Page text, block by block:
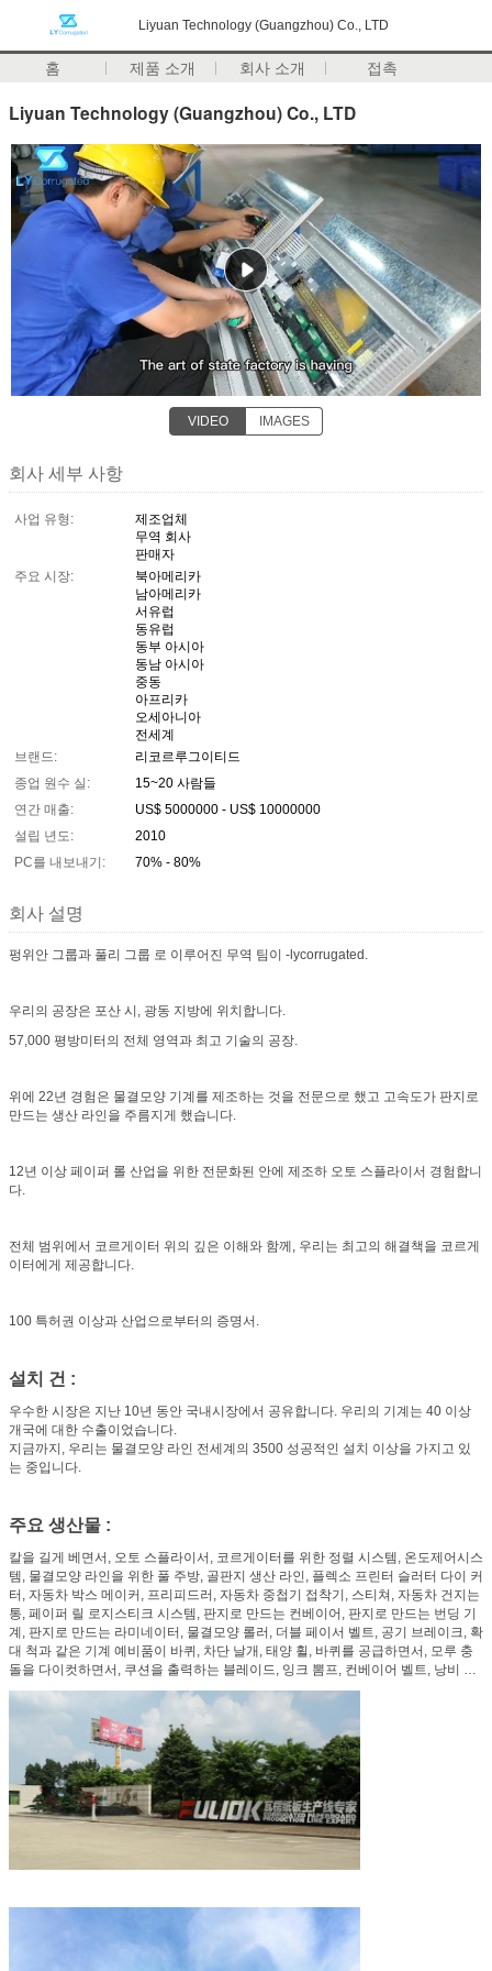
Liyuan Technology (Guangzhou) Co., LTD
홈 제품 소개 회사 소개 접촉
Liyuan Technology (Guangzhou) Co., LTD
VIDEO IMAGES
회사 세부 사항
사업 유형:
제조업체
무역 회사
판매자
주요 시장:
북아메리카
남아메리카
서유럽
동유럽
동부 아시아
동남 아시아
중동
아프리카
오세아니아
전세계
브랜드:
리코르루그이티드
종업 원수 실:
15~20 사람들
연간 매출:
US$ 5000000 - US$ 10000000
설립 년도:
2010
PC를 내보내기:
70% - 80%
회사 설명
펑위안 그룹과 풀리 그룹 로 이루어진 무역 팀이 -lycorrugated.
우리의 공장은 포산 시, 광동 지방에 위치합니다.
57,000 평방미터의 전체 영역과 최고 기술의 공장.
위에 22년 경험은 물결모양 기계를 제조하는 것을 전문으로 했고 고속도가 판지로
만드는 생산 라인을 주름지게 했습니다.
12년 이상 페이퍼 롤 산업을 위한 전문화된 안에 제조하 오토 스플라이서 경험합니
다.
전체 범위에서 코르게이터 위의 깊은 이해와 함께, 우리는 최고의 해결책을 코르게
이터에게 제공합니다.
100 특허권 이상과 산업으로부터의 증명서.
설치 건 :
우수한 시장은 지난 10년 동안 국내시장에서 공유합니다. 우리의 기계는 40 이상
개국에 대한 수출이었습니다.
지금까지, 우리는 물결모양 라인 전세계의 3500 성공적인 설치 이상을 가지고 있
는 중입니다.
주요 생산물 :
칼을 길게 베면서, 오토 스플라이서, 코르게이터를 위한 정렬 시스템, 온도제어시스
템, 물결모양 라인을 위한 풀 주방, 골판지 생산 라인, 플렉소 프린터 슬러터 다이 커
터, 자동차 박스 메이커, 프리피드러, 자동차 중첩기 접착기, 스티쳐, 자동차 건지는
통, 페이퍼 릴 로지스티크 시스템, 판지로 만드는 컨베이어, 판지로 만드는 번딩 기
계, 판지로 만드는 라미네이터, 물결모양 롤러, 더블 페이서 벨트, 공기 브레이크, 확
대 척과 같은 기계 예비품이 바퀴, 차단 날개, 태양 휠, 바퀴를 공급하면서, 모루 충
돌을 다이컷하면서, 쿠션을 출력하는 블레이드, 잉크 뽐프, 컨베이어 벨트, 낭비 스
트리퍼, 등을 배열하는 리드 에지를 부숩니다